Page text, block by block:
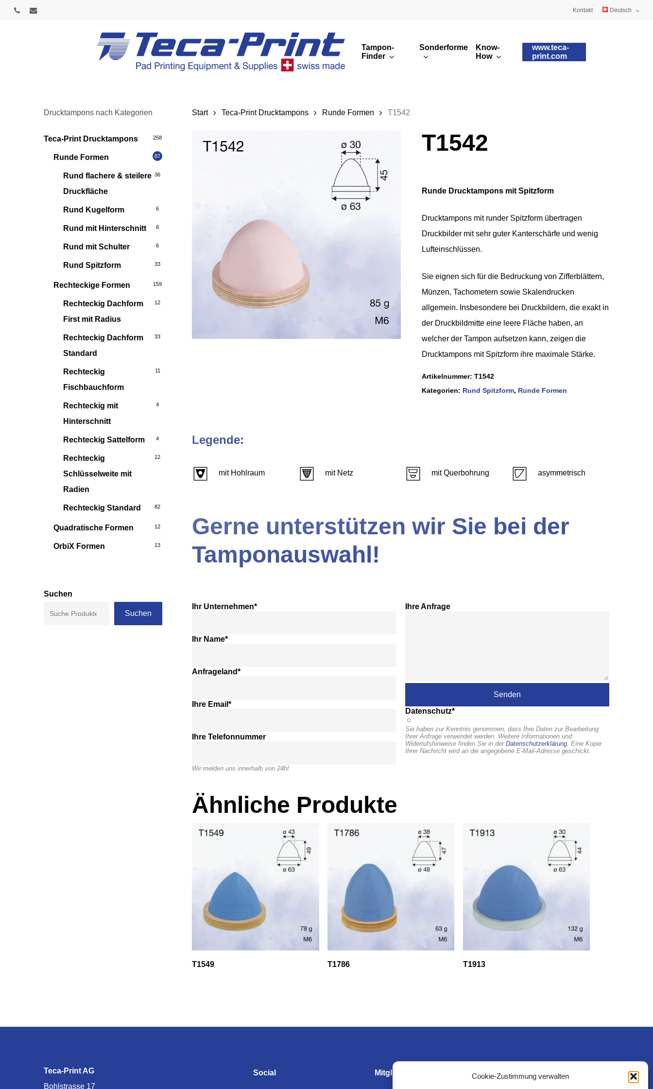
Cookie-Zustimmung verwalten
Skip
Kontakt Deutsch
Tampon-
Finder
Übersicht
Sonderformen
Know-
How
www.teca-
print.com
Drucktampons nach Kategorien
Teca-Print Drucktampons 258
Runde Formen 87
Rund flachere & steilere
Druckfläche
36
Rund Kugelform 6
Rund mit Hinterschnitt 6
Rund mit Schulter 6
Rund Spitzform 33
Rechteckige Formen 159
Rechteckig Dachform
First mit Radius
12
Rechteckig Dachform
Standard
33
Rechteckig
Fischbauchform
11
Rechteckig mit
Hinterschnitt
4
Rechteckig Sattelform 4
Rechteckig
Schlüsselweite mit
Radien
12
Rechteckig Standard 82
Quadratische Formen 12
OrbiX Formen 13
Suchen
Suchen
Start Teca-Print Drucktampons Runde Formen T1542
T1542
Runde Drucktampons mit Spitzform
Drucktampons mit runder Spitzform übertragen
Druckbilder mit sehr guter Kanterschärfe und wenig
Lufteinschlüssen.
Sie eignen sich für die Bedruckung von Zifferblättern,
Münzen, Tachometern sowie Skalendrucken
allgemein. Insbesondere bei Druckbildern, die exakt in
der Druckbildmitte eine leere Fläche haben, an
welcher der Tampon aufsetzen kann, zeigen die
Drucktampons mit Spitzform ihre maximale Stärke.
Artikelnummer: T1542
Kategorien: Rund Spitzform, Runde Formen
Legende:
mit Hohlraum mit Netz mit Querbohrung asymmetrisch
Gerne unterstützen wir Sie bei der
Tamponauswahl!
Ihr Unternehmen*
Ihr Name*
Anfrageland*
Ihre Email*
Ihre Telefonnummer
Wir melden uns innerhalb von 24h!
Ihre Anfrage
Datenschutz*
Sie haben zur Kenntnis genommen, dass Ihre Daten zur Bearbeitung
Ihrer Anfrage verwendet werden. Weitere Informationen und
Widerrufshinweise finden Sie in der Datenschutzerklärung. Eine Kopie
Ihrer Nachricht wird an die angegebene E-Mail-Adresse geschickt.
Ähnliche Produkte
T1549 T1786 T1913
Teca-Print AG
Bohlstrasse 17
Social Mitgliedschaften Rechtliches